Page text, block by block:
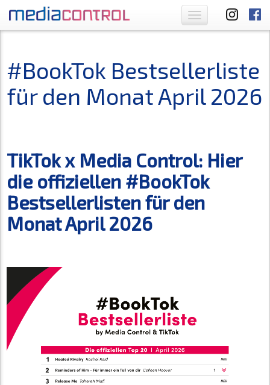
Toggle
navigation
#BookTok Bestsellerliste
für den Monat April 2026
TikTok x Media Control: Hier
die offiziellen #BookTok
Bestsellerlisten für den
Monat April 2026